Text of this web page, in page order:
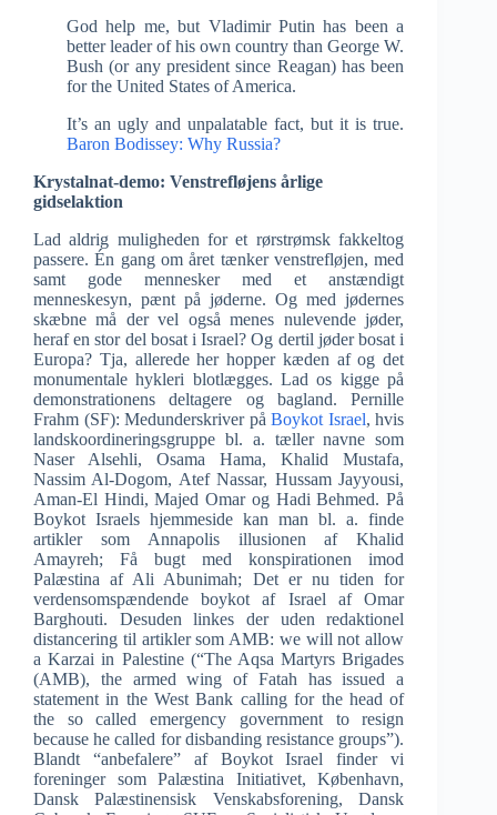
God help me, but Vladimir Putin has been a
better leader of his own country than George W.
Bush (or any president since Reagan) has been
for the United States of America.
It’s an ugly and unpalatable fact, but it is true.
Baron Bodissey: Why Russia?
Krystalnat-demo: Venstrefløjens årlige
gidselaktion
Lad aldrig muligheden for et rørstrømsk fakkeltog
passere. Én gang om året tænker venstrefløjen, med
samt gode mennesker med et anstændigt
menneskesyn, pænt på jøderne. Og med jødernes
skæbne må der vel også menes nulevende jøder,
heraf en stor del bosat i Israel? Og dertil jøder bosat i
Europa? Tja, allerede her hopper kæden af og det
monumentale hykleri blotlægges. Lad os kigge på
demonstrationens deltagere og bagland. Pernille
Frahm (SF): Medunderskriver påBoykot Israel, hvis
landskoordineringsgruppe bl. a. tæller navne som
Naser Alsehli, Osama Hama, Khalid Mustafa,
Nassim Al-Dogom, Atef Nassar, Hussam Jayyousi,
Aman-El Hindi, Majed Omar og Hadi Behmed. På
Boykot Israels hjemmeside kan man bl. a. finde
artikler som Annapolis illusionen af Khalid
Amayreh; Få bugt med konspirationen imod
Palæstina af Ali Abunimah; Det er nu tiden for
verdensomspændende boykot af Israel af Omar
Barghouti. Desuden linkes der uden redaktionel
distancering til artikler som AMB: we will not allow
a Karzai in Palestine (“The Aqsa Martyrs Brigades
(AMB), the armed wing of Fatah has issued a
statement in the West Bank calling for the head of
the so called emergency government to resign
because he called for disbanding resistance groups”).
Blandt “anbefalere” af Boykot Israel finder vi
foreninger som Palæstina Initiativet, København,
Dansk Palæstinensisk Venskabsforening, Dansk